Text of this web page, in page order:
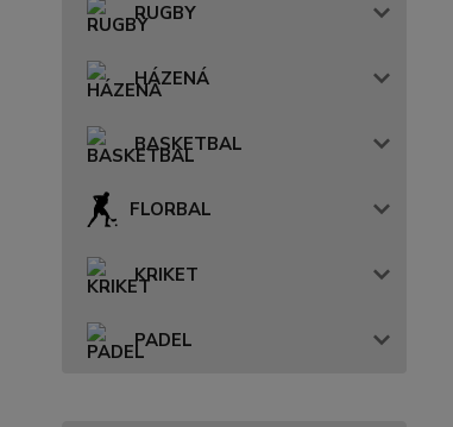
RUGBY
HÁZENÁ
BASKETBAL
FLORBAL
KRIKET
PADEL